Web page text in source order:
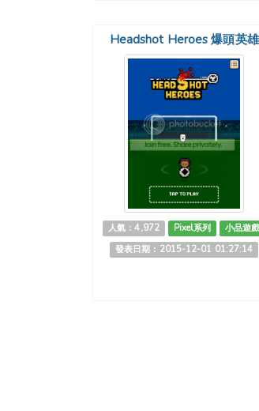
Headshot Heroes 爆頭英雄
人氣：4,972 Pixel系列
小品遊戲
發表日期：2015-12-01 01:27:14